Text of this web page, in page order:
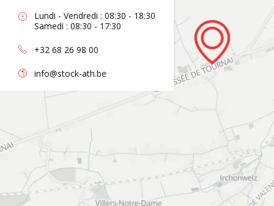
Lundi - Vendredi : 08:30 - 18:30
Samedi : 08:30 - 17:30
+32 68 26 98 00
info@stock-ath.be